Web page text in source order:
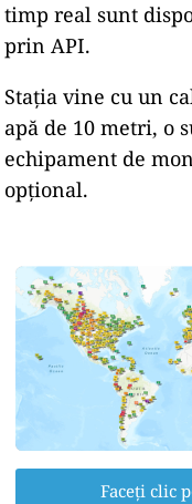
timp real sunt
prin API.
Stația vine cu un
apă de 10 metri, o
echipament de
opțional.
Faceți clic